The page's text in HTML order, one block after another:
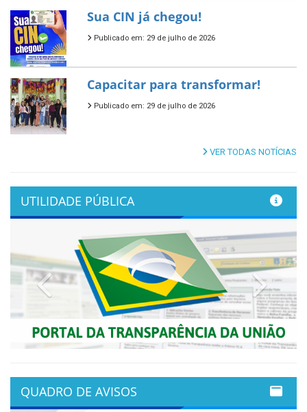
Sua CIN já chegou!
Publicado em: 29 de julho de 2026
Capacitar para transformar!
Publicado em: 29 de julho de 2026
VER TODAS NOTÍCIAS
UTILIDADE PÚBLICA
Previous Next
QUADRO DE AVISOS